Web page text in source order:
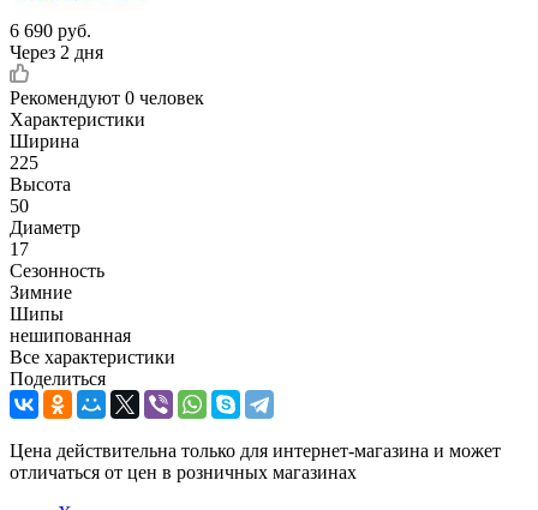
6 690 руб.
Через 2 дня
Рекомендуют 0 человек
Характеристики
Ширина
225
Высота
50
Диаметр
17
Сезонность
Зимние
Шипы
нешипованная
Все характеристики
Поделиться
Цена действительна только для интернет-магазина и может
отличаться от цен в розничных магазинах